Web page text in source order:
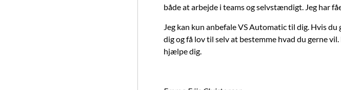
både at arbejde i teams og selvstændigt. Jeg har
Jeg kan kun anbefale VS Automatic til dig. Hvis
dig og få lov til selv at bestemme hvad du gerne
hjælpe dig.